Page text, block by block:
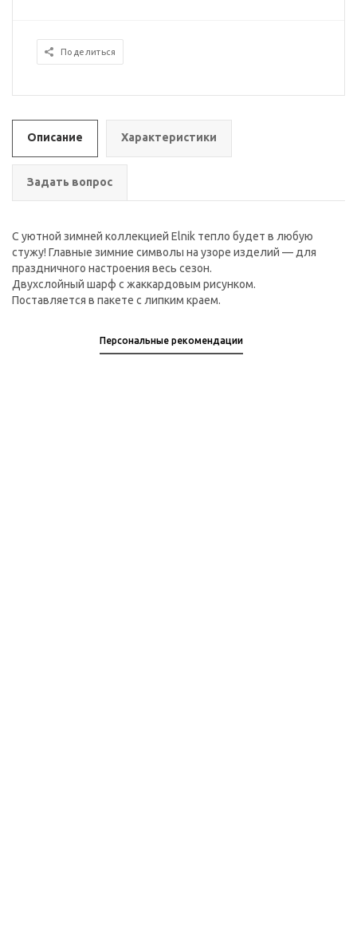
Поделиться
Описание Характеристики
Задать вопрос
С уютной зимней коллекцией Elnik тепло будет в любую
стужу! Главные зимние символы на узоре изделий — для
праздничного настроения весь сезон.
Двухслойный шарф с жаккардовым рисунком.
Поставляется в пакете с липким краем.
Персональные рекомендации